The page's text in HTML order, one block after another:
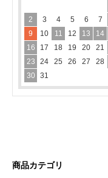
2
3 4 5 6 7
9
10 11 12 13 14
16
17 18 19 20 21
23
24 25 26 27 28
30
31
商品カテゴリ